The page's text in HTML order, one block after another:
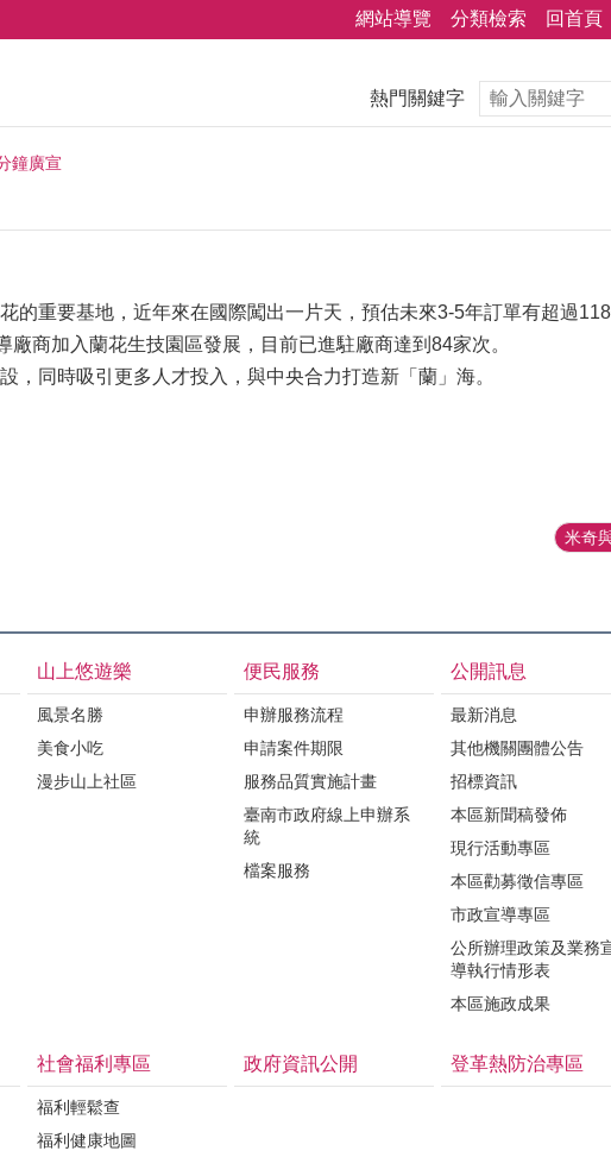
網站導覽 分類檢索 回首頁
熱門關鍵字
鐘廣宣
的重要基地，近年來在國際闖出一片天，預估未來3-5年訂單有超過
商加入蘭花生技園區發展，目前已進駐廠商達到84家次。
，同時吸引更多人才投入，與中央合力打造新「蘭」海。
米奇
山上悠遊樂
風景名勝
美食小吃
漫步山上社區
便民服務
申辦服務流程
申請案件期限
服務品質實施計畫
臺南市政府線上申辦系
統
檔案服務
公開訊息
最新消息
其他機關團體公告
招標資訊
本區新聞稿發佈
現行活動專區
本區勸募徵信專區
市政宣導專區
公所辦理政策及業務
導執行情形表
本區施政成果
社會福利專區
福利輕鬆查
福利健康地圖
政府資訊公開 登革熱防治專區